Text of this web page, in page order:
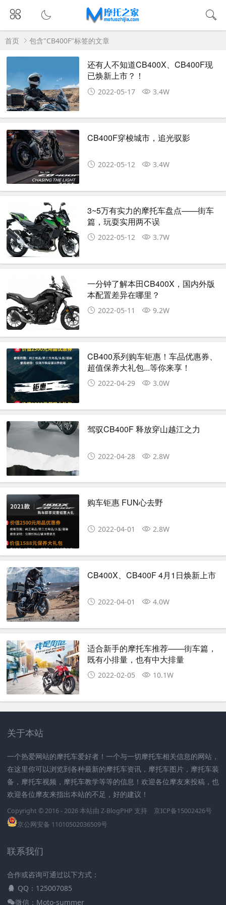
首页 包含"CB400F"标签的文章
还有人不知道CB400X、CB400F现
已焕新上市？！
2022-05-17 3.4W
CB400F穿梭城市，追光驭影
2022-05-12 3.4W
3~5万有实力的摩托车盘点——街车
篇，玩耍实用两不误
2022-05-12 3.7W
一分钟了解本田CB400X，国内外版
本配置差异在哪里？
2022-05-11 9.2W
CB400系列购车钜惠！车品优惠券、
超值保养大礼包...等你来享！
2022-04-29 3.0W
驾驭CB400F 释放穿山越江之力
2022-04-28 2.8W
购车钜惠 FUN心去野
2022-04-01 2.8W
CB400X、CB400F 4月1日焕新上市
2022-04-01 4.0W
适合新手的摩托车推荐——街车篇，
既有小排量，也有中大排量
2022-02-05 10.1W
关于本站
一个热爱网站的摩托车爱好者！一个与一切摩托车相关信息的网站，
在这里你可以浏览到各种最新的摩托车资讯，摩托车图片，摩托车装
备，摩托车视频，摩托车教学等等的信息！欢迎各位摩友来投稿，也
欢迎各位摩友来指出本站的不足，好的建议！
Copyright © 2016 - 2026 本站由 Z-BlogPHP 支持
京ICP备15002426号
京公网安备 11010502036509号
联系我们
合作或咨询可通过以下方式：
QQ：125007085
微信：Moto-summer